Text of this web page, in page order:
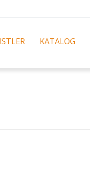
KATALOG